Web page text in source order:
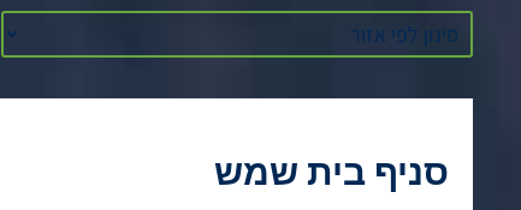
סניף בית שמש